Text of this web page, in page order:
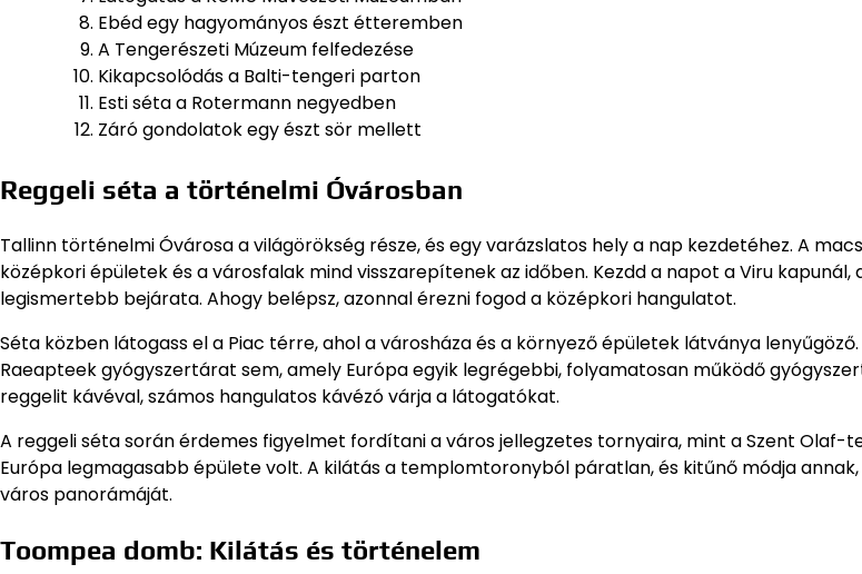
Ebéd egy hagyományos észt étteremben
A Tengerészeti Múzeum felfedezése
Kikapcsolódás a Balti-tengeri parton
Esti séta a Rotermann negyedben
Záró gondolatok egy észt sör mellett
Reggeli séta a történelmi Óvárosban
Tallinn történelmi Óvárosa a világörökség része, és egy varázslatos hely a nap kezdetéhez. A
középkori épületek és a városfalak mind visszarepítenek az időben. Kezdd a napot a Viru kapunál,
legismertebb bejárata. Ahogy belépsz, azonnal érezni fogod a középkori hangulatot.
Séta közben látogass el a Piac térre, ahol a városháza és a környező épületek látványa lenyűgöző.
Raeapteek gyógyszertárat sem, amely Európa egyik legrégebbi, folyamatosan működő
reggelit kávéval, számos hangulatos kávézó várja a látogatókat.
A reggeli séta során érdemes figyelmet fordítani a város jellegzetes tornyaira, mint a Szent Olaf-
Európa legmagasabb épülete volt. A kilátás a templomtoronyból páratlan, és kitűnő módja
város panorámáját.
Toompea domb: Kilátás és történelem